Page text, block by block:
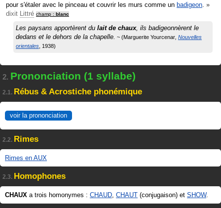
pour s'étaler avec le pinceau et couvrir les murs comme un badigeon. »
dixit Littré champ : blanc
Les paysans apportèrent du lait de chaux, ils badigeonnèrent le
dedans et le dehors de la chapelle.
Marguerite Yourcenar Nouvelles
orientales 1938
2. Prononciation (1 syllabe)
2.1. Rébus & Acrostiche phonémique
voir la prononciation
2.2. Rimes
Rimes en AUX
2.3. Homophones
CHAUX a trois homonymes : CHAUD, CHAUT (conjugaison) et SHOW.